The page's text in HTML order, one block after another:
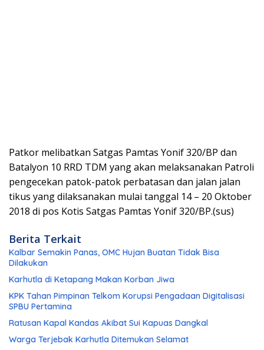
Patkor melibatkan Satgas Pamtas Yonif 320/BP dan
Batalyon 10 RRD TDM yang akan melaksanakan Patroli
pengecekan patok-patok perbatasan dan jalan jalan
tikus yang dilaksanakan mulai tanggal 14 – 20 Oktober
2018 di pos Kotis Satgas Pamtas Yonif 320/BP.(sus)
Berita Terkait
Kalbar Semakin Panas, OMC Hujan Buatan Tidak Bisa
Dilakukan
Karhutla di Ketapang Makan Korban Jiwa
KPK Tahan Pimpinan Telkom Korupsi Pengadaan Digitalisasi
SPBU Pertamina
Ratusan Kapal Kandas Akibat Sui Kapuas Dangkal
Warga Terjebak Karhutla Ditemukan Selamat